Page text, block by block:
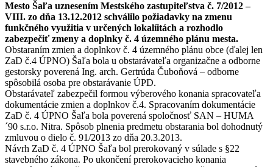
Mesto Šaľa uznesením Mestského zastupiteľstva č. 7/2012 –
VIII. zo dňa 13.12.2012 schválilo požiadavky na zmenu
funkčného využitia v určených lokalíitách a rozhodlo
zabezpečiť zmeny a doplnky č. 4 územného plánu mesta.
Obstaraním zmien a doplnkov č. 4 územného plánu obce (ďalej len
ZaD č.4 ÚPNO) Šaľa bola u obstarávateľa organizačne a odborne
gestorsky poverená Ing. arch. Gertrúda Čuboňová – odborne
spôsobilá osoba pre obstarávanie ÚPD.
Obstarávateľ zabezpečil formou výberového konania spracovateľa
dokumentácie zmien a doplnkov č.4. Spracovaním dokumentácie
ZaD č. 4 ÚPNO Šaľa bola poverená spoločnosť SAN – HUMA
´90 s.r.o. Nitra. Spôsob plnenia predmetu obstarania bol dohodnutý
zmluvou o dielo č. 91/2013 zo dňa 20.3.2013.
Návrh ZaD č. 4 ÚPNO Šaľa bol prerokovaný v súlade s §22
stavebného zákona. Po ukončení prerokovacieho konania